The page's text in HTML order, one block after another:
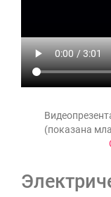
(показана